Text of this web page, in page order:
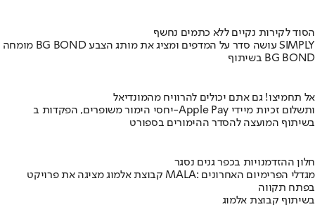
הסוד לקירות נקיים ללא כתמים נחשף
מומחה BG BOND עושה סדר על המדפים ומציג את מותג הצבע SIMPLY
בשיתוף BG BOND
אל תחמיצו! גם אתם יכולים להרוויח מהמונדיאל
יחסי הימור משופרים, הפקדות ב-Apple Pay ותשלום זכיות מיידי
בשיתוף המועצה להסדר ההימורים בספורט
חלון ההזדמנויות בכפר גנים נסגר
קבוצת אלמוג מציגה את פרויקט MALA: מגדלי הפרימיום האחרונים
בפתח תקווה
בשיתוף קבוצת אלמוג